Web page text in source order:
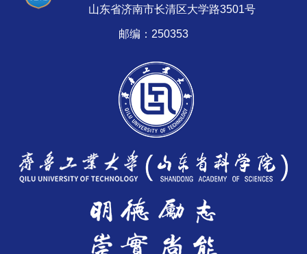
山东省济南市长清区大学路3501号
邮编：250353